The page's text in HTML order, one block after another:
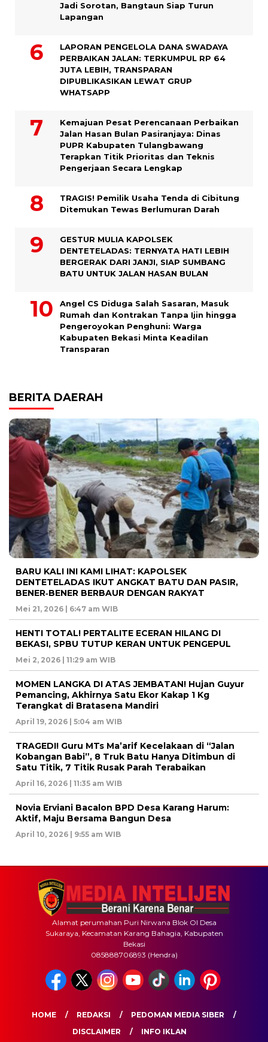
Jadi Sorotan, Bangtaun Siap Turun
Lapangan
LAPORAN PENGELOLA DANA SWADAYA
PERBAIKAN JALAN: TERKUMPUL RP 64
JUTA LEBIH, TRANSPARAN
DIPUBLIKASIKAN LEWAT GRUP
WHATSAPP
Kemajuan Pesat Perencanaan Perbaikan
Jalan Hasan Bulan Pasiranjaya: Dinas
PUPR Kabupaten Tulangbawang
Terapkan Titik Prioritas dan Teknis
Pengerjaan Secara Lengkap
TRAGIS! Pemilik Usaha Tenda di Cibitung
Ditemukan Tewas Berlumuran Darah
GESTUR MULIA KAPOLSEK
DENTETELADAS: TERNYATA HATI LEBIH
BERGERAK DARI JANJI, SIAP SUMBANG
BATU UNTUK JALAN HASAN BULAN
Angel CS Diduga Salah Sasaran, Masuk
Rumah dan Kontrakan Tanpa Ijin hingga
Pengeroyokan Penghuni: Warga
Kabupaten Bekasi Minta Keadilan
Transparan
BERITA DAERAH
BARU KALI INI KAMI LIHAT: KAPOLSEK
DENTETELADAS IKUT ANGKAT BATU DAN PASIR,
BENER‑BENER BERBAUR DENGAN RAKYAT
Mei 21, 2026 | 6:47 am WIB
HENTI TOTAL! PERTALITE ECERAN HILANG DI
BEKASI, SPBU TUTUP KERAN UNTUK PENGEPUL
Mei 2, 2026 | 11:29 am WIB
MOMEN LANGKA DI ATAS JEMBATAN! Hujan Guyur
Pemancing, Akhirnya Satu Ekor Kakap 1 Kg
Terangkat di Bratasena Mandiri
April 19, 2026 | 5:04 am WIB
TRAGEDI! Guru MTs Ma’arif Kecelakaan di “Jalan
Kobangan Babi”, 8 Truk Batu Hanya Ditimbun di
Satu Titik, 7 Titik Rusak Parah Terabaikan
April 16, 2026 | 11:35 am WIB
Novia Erviani Bacalon BPD Desa Karang Harum:
Aktif, Maju Bersama Bangun Desa
April 10, 2026 | 9:55 am WIB
Alamat perumahan Puri Nirwana Blok OI Desa
Sukaraya, Kecamatan Karang Bahagia, Kabupaten
Bekasi
085888706893 (Hendra)
HOME REDAKSI
PEDOMAN MEDIA SIBER
DISCLAIMER
INFO IKLAN